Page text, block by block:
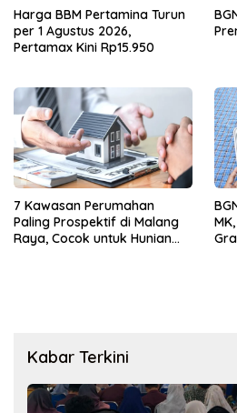
Harga BBM Pertamina Turun
per 1 Agustus 2026,
Pertamax Kini Rp15.950
7 Kawasan Perumahan
Paling Prospektif di Malang
Raya, Cocok untuk Hunian
Kabar Terkini